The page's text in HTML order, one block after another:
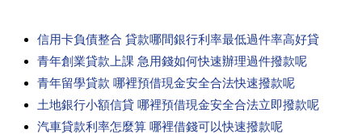
信用卡負債整合 貸款哪間銀行利率最低過件率高好貸
青年創業貸款上課 急用錢如何快速辦理過件撥款呢
青年留學貸款 哪裡預借現金安全合法快速撥款呢
土地銀行小額信貸 哪裡預借現金安全合法立即撥款呢
汽車貸款利率怎麼算 哪裡借錢可以快速撥款呢